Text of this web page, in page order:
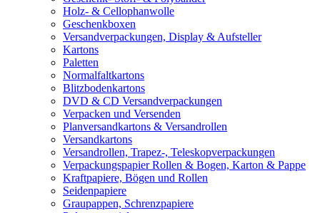
Holz- & Cellophanwolle
Geschenkboxen
Versandverpackungen, Display & Aufsteller
Kartons
Paletten
Normalfaltkartons
Blitzbodenkartons
DVD & CD Versandverpackungen
Verpacken und Versenden
Planversandkartons & Versandrollen
Versandkartons
Versandrollen, Trapez-, Teleskopverpackungen
Verpackungspapier Rollen & Bogen, Karton & Pappe
Kraftpapiere, Bögen und Rollen
Seidenpapiere
Graupappen, Schrenzpapiere